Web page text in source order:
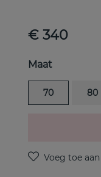
€ 340
Maat
70 80